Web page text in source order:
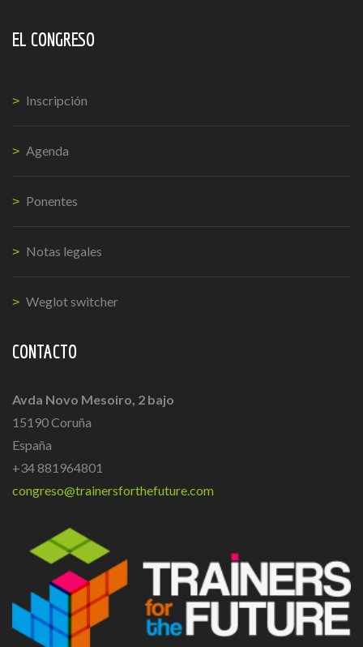
EL CONGRESO
Inscripción
Agenda
Ponentes
Notas legales
Weglot switcher
CONTACTO
Avda Novo Mesoiro, 2 bajo
15190 Coruña
España
+34 881964801
congreso@trainersforthefuture.com